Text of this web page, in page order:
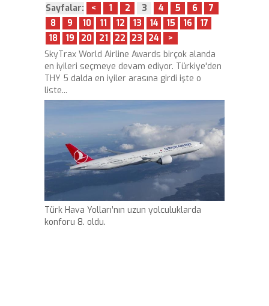
Sayfalar: < 1 2 3 4 5 6
7
8
9 10 11 12 13 14 15 16
17
18
19 20 21 22 23 24
>
SkyTrax World Airline Awards birçok alanda
en iyileri seçmeye devam ediyor. Türkiye'den
THY 5 dalda en iyiler arasına girdi işte o
liste...
Türk Hava Yolları’nın uzun yolculuklarda
konforu 8. oldu.